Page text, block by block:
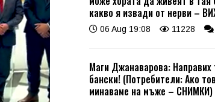
какво я извади от нерви –
06 Aug 19:08 11228
Маги Джанаварова: Направих
бански! (Потребители: Ако
минаваме на мъже – СНИМКИ)